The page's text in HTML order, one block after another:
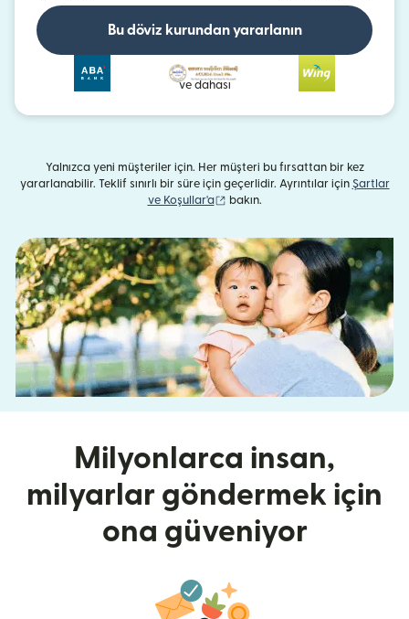
Bu döviz kurundan yararlanın
ve dahası
Yalnızca yeni müşteriler için. Her müşteri bu fırsattan bir kez
yararlanabilir. Teklif sınırlı bir süre için geçerlidir. Ayrıntılar için Şartlar
ve Koşullar'a
(yeni pencerede açılır)
bakın.
Milyonlarca insan,
milyarlar göndermek için
ona güveniyor